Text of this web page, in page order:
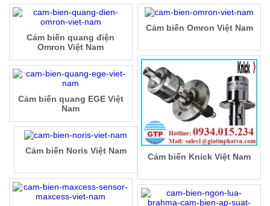
Cảm biến Omron Việt Nam
Cảm biến quang điện
Omron Việt Nam
Cảm biến Knick Việt Nam
Cảm biến quang EGE Việt
Nam
Cảm biến Noris Việt Nam